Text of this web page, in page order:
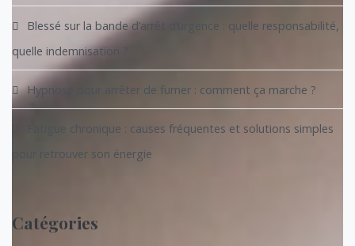
Blessé sur la bande d’arrêt d’urgence : quelle responsabilité,
quelle indemnisation ?
Hypnose pour arrêter de fumer : comment ça marche ?
Fatigue chronique : causes fréquentes et solutions simples
pour retrouver son énergie
Catégories